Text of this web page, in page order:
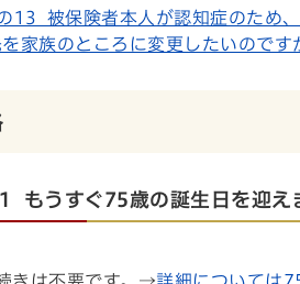
13 被保険者本人が認知症のため
家族のところに変更したいのです
もうすぐ75歳の誕生日を迎え